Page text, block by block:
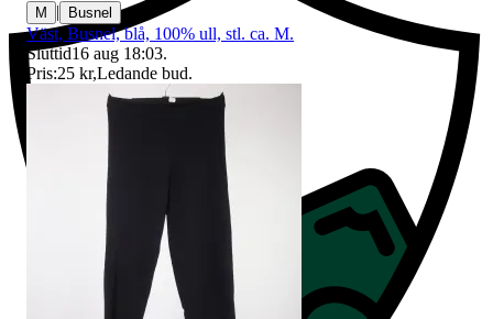
M | Busnel
Väst, Busnel, blå, 100% ull, stl. ca. M.
Sluttid16 aug 18:03.
Pris:25 kr,Ledande bud.